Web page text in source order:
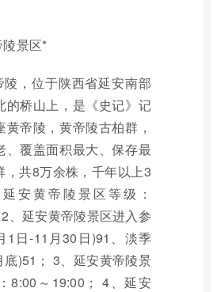
景区*
陵，位于陕西省延安南部
的桥山上，是《史记》记
黄帝陵，黄帝陵古柏群，
、覆盖面积最大、保存最
，共8万余株，千年以上3
安黄帝陵景区等级：
、延安黄帝陵景区进入参
1日-11月30日)91、淡季
底)51； 3、延安黄帝陵景
8:00～19:00； 4、延安